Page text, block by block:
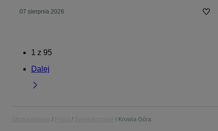
07 sierpnia 2026
1 z 95
Dalej
Krowia Góra